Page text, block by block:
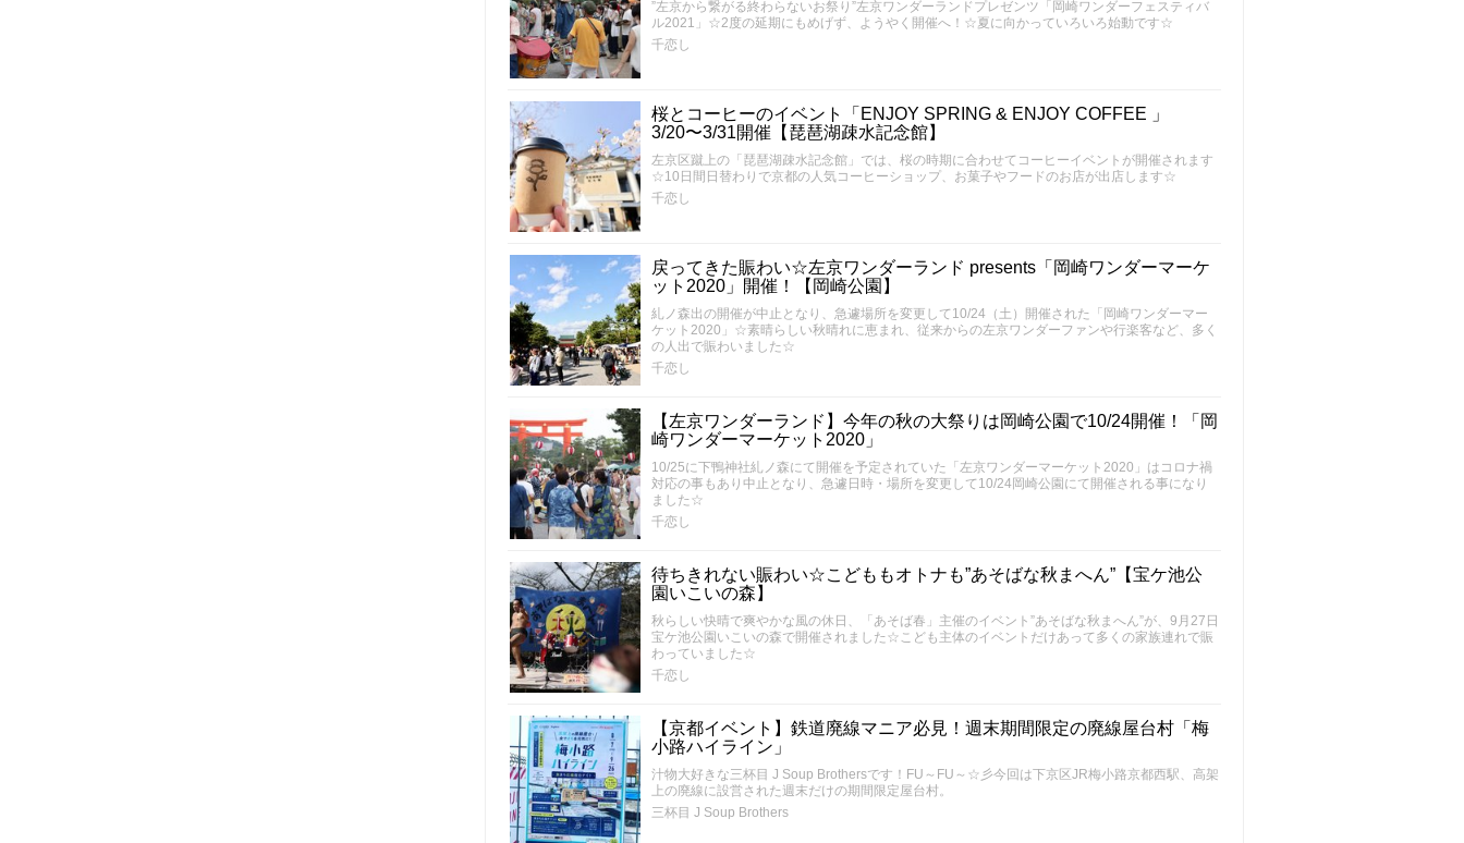
”左京から繋がる終わらないお祭り”左京ワンダーランドプレゼンツ「岡崎ワンダーフェスティバ
ル2021」☆2度の延期にもめげず、ようやく開催へ！☆夏に向かっていろいろ始動です☆
千恋し
桜とコーヒーのイベント「ENJOY SPRING & ENJOY COFFEE 」
3/20〜3/31開催【琵琶湖疎水記念館】
左京区蹴上の「琵琶湖疎水記念館」では、桜の時期に合わせてコーヒーイベントが開催されます
☆10日間日替わりで京都の人気コーヒーショップ、お菓子やフードのお店が出店します☆
千恋し
戻ってきた賑わい☆左京ワンダーランド presents「岡崎ワンダーマーケ
ット2020」開催！【岡崎公園】
糺ノ森出の開催が中止となり、急遽場所を変更して10/24（土）開催された「岡崎ワンダーマー
ケット2020」☆素晴らしい秋晴れに恵まれ、従来からの左京ワンダーファンや行楽客など、多く
の人出で賑わいました☆
千恋し
【左京ワンダーランド】今年の秋の大祭りは岡崎公園で10/24開催！「岡
崎ワンダーマーケット2020」
10/25に下鴨神社糺ノ森にて開催を予定されていた「左京ワンダーマーケット2020」はコロナ禍
対応の事もあり中止となり、急遽日時・場所を変更して10/24岡崎公園にて開催される事になり
ました☆
千恋し
待ちきれない賑わい☆こどももオトナも”あそばな秋まへん”【宝ケ池公
園いこいの森】
秋らしい快晴で爽やかな風の休日、「あそば春」主催のイベント”あそばな秋まへん”が、9月27日
宝ケ池公園いこいの森で開催されました☆こども主体のイベントだけあって多くの家族連れで賑
わっていました☆
千恋し
【京都イベント】鉄道廃線マニア必見！週末期間限定の廃線屋台村「梅
小路ハイライン」
汁物大好きな三杯目 J Soup Brothersです！FU～FU～☆彡今回は下京区JR梅小路京都西駅、高架
上の廃線に設営された週末だけの期間限定屋台村。
三杯目 J Soup Brothers